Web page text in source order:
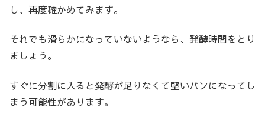
し、再度確かめてみます。
それでも滑らかになっていないようなら、発酵時間をとり
ましょう。
すぐに分割に入ると発酵が足りなくて堅いパンになってし
まう可能性があります。